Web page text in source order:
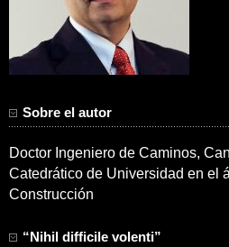
Sobre el autor
Doctor Ingeniero de Caminos,
Catedrático de Universidad en el
Construcción
“Nihil difficile volenti”